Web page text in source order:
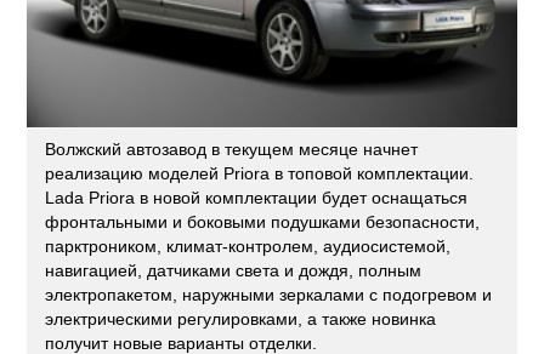
Волжский автозавод в текущем месяце начнет
реализацию моделей Priora в топовой комплектации.
Lada Priora в новой комплектации будет оснащаться
фронтальными и боковыми подушками безопасности,
парктроником, климат-контролем, аудиосистемой,
навигацией, датчиками света и дождя, полным
электропакетом, наружными зеркалами с подогревом и
электрическими регулировками, а также новинка
получит новые варианты отделки.